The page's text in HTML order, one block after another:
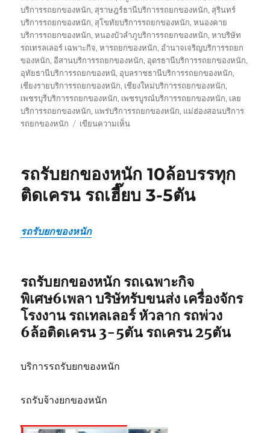
บริการรถยกของหนัก, สุราษฎร์ธานีบริการรถยกของหนัก, สุรินทร์
บริการรถยกของหนัก, สุโขทัยบริการรถยกของหนัก,หนองคาย
บริการรถยกของหนัก,หนองบัวลำภูบริการรถยกของหนัก,หาบริษัท
รถเทรลเลอร์ เฉพาะกิจ,หารถยกของหนัก, อำนาจเจริญบริการรถยก
ของหนัก, อีสานบริการรถยกของหนัก, อุดรธานีบริการรถยกของหนัก,
อุทัยธานีบริการรถยกของหนั, อุบลราชธานีบริการรถยกของหนัก,
เชียงรายบริการรถยกของหนัก, เชียงใหม่บริการรถยกของหนัก,
เพชรบุรีบริการรถยกของหนัก, เพชรบูรณ์บริการรถยกของหนัก, เลย
บริการรถยกของหนัก, แพร่บริการรถยกของหนัก, แม่ฮ่องสอนบริการ
รถยกของหนัก
เขียนความเห็นบน
เลอ
รถ
รถรับยกของหนัก 10ล้อบรรทุก
ติดเครน รถเฮี๊ยบ 3-5ตัน
รถรับยกของหนัก
รถรับยกของหนัก รถเฉพาะกิจ
พิเศษ6เพลา บริษัทรับขนส่ง เครื่องจักร
โรงงาน รถเทลเลอร์ หัวลาก รถพ่วง
6ล้อติดเครน 3-5ตัน รถเครน 25ตัน
บริการรถรับยกของหนัก
รถรับจ้างยกของหนัก